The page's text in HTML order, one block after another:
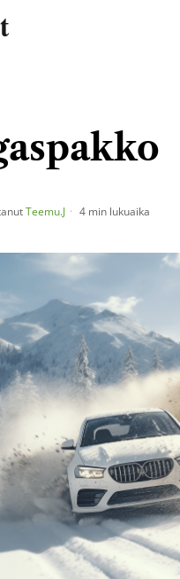
Teemu.J 4 min lukuaika